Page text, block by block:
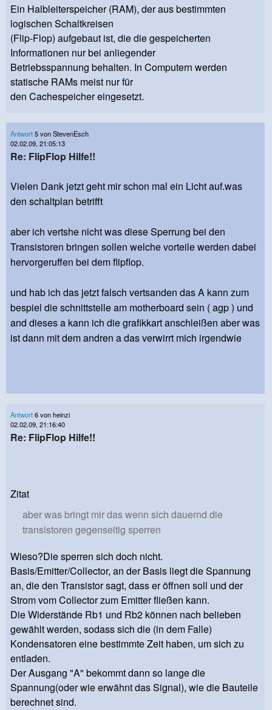
Ein Halbleiterspeicher (RAM), der aus bestimmten
logischen Schaltkreisen
(Flip-Flop) aufgebaut ist, die die gespeicherten
Informationen nur bei anliegender
Betriebsspannung behalten. In Computern werden
statische RAMs meist nur für
den Cachespeicher eingesetzt.
Antwort5 von StevenEsch
02.02.09, 21:05:13
Re: FlipFlop Hilfe!!
Vielen Dank jetzt geht mir schon mal ein Licht auf.was
den schaltplan betrifft
aber ich vertshe nicht was diese Sperrung bei den
Transistoren bringen sollen welche vorteile werden dabei
hervorgeruffen bei dem flipflop.
und hab ich das jetzt falsch vertsanden das A kann zum
bespiel die schnittstelle am motherboard sein ( agp ) und
and dieses a kann ich die grafikkart anschleißen aber was
ist dann mit dem andren a das verwirrt mich irgendwie
Antwort6 von heinzi
02.02.09, 21:16:40
Re: FlipFlop Hilfe!!
Zitat
aber was bringt mir das wenn sich dauernd die
transistoren gegenseitig sperren
Wieso?Die sperren sich doch nicht.
Basis/Emitter/Collector, an der Basis liegt die Spannung
an, die den Transistor sagt, dass er öffnen soll und der
Strom vom Collector zum Emitter fließen kann.
Die Widerstände Rb1 und Rb2 können nach belieben
gewählt werden, sodass sich die (in dem Falle)
Kondensatoren eine bestimmte Zeit haben, um sich zu
entladen.
Der Ausgang "A" bekommt dann so lange die
Spannung(oder wie erwähnt das Signal), wie die Bauteile
berechnet sind.